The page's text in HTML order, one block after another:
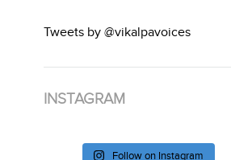
Tweets by @vikalpavoices
INSTAGRAM
Follow on Instagram